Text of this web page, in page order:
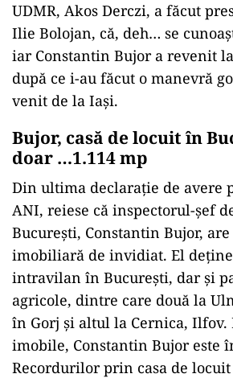
UDMR, Akos Derczi, a făcut
Ilie Bolojan, că, deh… se
iar Constantin Bujor a revenit
după ce i-au făcut o manevră
venit de la Iași.
Bujor, casă de locuit în
doar …1.114 mp
Din ultima declarație de avere
ANI, reiese că inspectorul-șef
București, Constantin Bujor, are
imobiliară de invidiat. El
intravilan în București, dar și
agricole, dintre care două la
în Gorj și altul la Cernica,
imobile, Constantin Bujor este
Recordurilor prin casa de